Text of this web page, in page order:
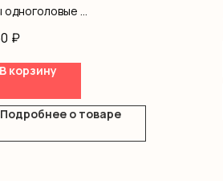
одноголовые
₽
В корзину
Подробнее о товаре